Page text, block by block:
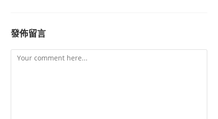
發佈留言
Comment